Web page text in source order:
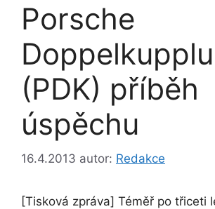
Porsche
(PDK) příběh
úspěchu
16.4.2013 autor: Redakce
[Tisková zpráva] Téměř po třiceti